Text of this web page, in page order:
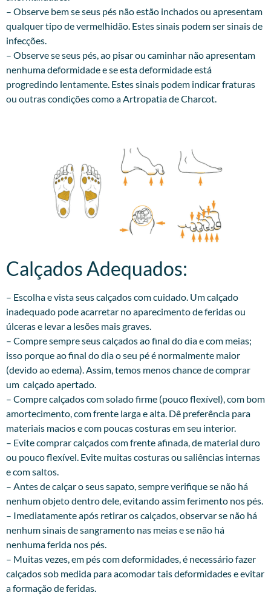
– Observe bem se seus pés não estão inchados ou apresentam
qualquer tipo de vermelhidão. Estes sinais podem ser sinais de
infecções.
– Observe se seus pés, ao pisar ou caminhar não apresentam
nenhuma deformidade e se esta deformidade está
progredindo lentamente. Estes sinais podem indicar fraturas
ou outras condições como a Artropatia de Charcot.
Calçados Adequados:​
– Escolha e vista seus calçados com cuidado. Um calçado
inadequado pode acarretar no aparecimento de feridas ou
úlceras e levar a lesões mais graves.
– Compre sempre seus calçados ao final do dia e com meias;
isso porque ao final do dia o seu pé é normalmente maior
(devido ao edema). Assim, temos menos chance de comprar
um calçado apertado.
– Compre calçados com solado firme (pouco flexível), com bom
amortecimento, com frente larga e alta. Dê preferência para
materiais macios e com poucas costuras em seu interior.
– Evite comprar calçados com frente afinada, de material duro
ou pouco flexível. Evite muitas costuras ou saliências internas
e com saltos.
– Antes de calçar o seus sapato, sempre verifique se não há
nenhum objeto dentro dele, evitando assim ferimento nos pés.
– Imediatamente após retirar os calçados, observar se não há
nenhum sinais de sangramento nas meias e se não há
nenhuma ferida nos pés.
– Muitas vezes, em pés com deformidades, é necessário fazer
calçados sob medida para acomodar tais deformidades e evitar
a formação de feridas.